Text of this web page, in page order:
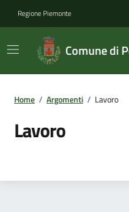
Regione Piemonte
Comune di
Home / Argomenti / Lavoro
Lavoro